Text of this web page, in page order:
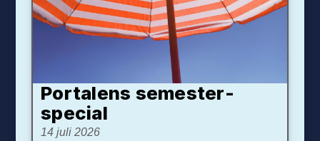
Portalens semester­
special
14 juli 2026